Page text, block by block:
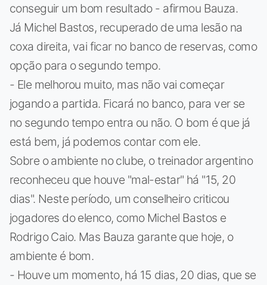
conseguir um bom resultado - afirmou Bauza.
Já Michel Bastos, recuperado de uma lesão na
coxa direita, vai ficar no banco de reservas, como
opção para o segundo tempo.
- Ele melhorou muito, mas não vai começar
jogando a partida. Ficará no banco, para ver se
no segundo tempo entra ou não. O bom é que já
está bem, já podemos contar com ele.
Sobre o ambiente no clube, o treinador argentino
reconheceu que houve "mal-estar" há "15, 20
dias". Neste período, um conselheiro criticou
jogadores do elenco, como Michel Bastos e
Rodrigo Caio. Mas Bauza garante que hoje, o
ambiente é bom.
- Houve um momento, há 15 dias, 20 dias, que se